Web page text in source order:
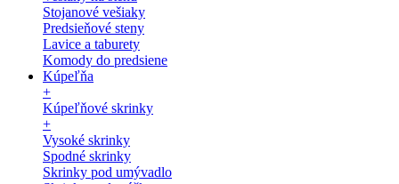
Stojanové vešiaky
Predsieňové steny
Lavice a taburety
Komody do predsiene
Kúpeľňa
+
Kúpeľňové skrinky
+
Vysoké skrinky
Spodné skrinky
Skrinky pod umývadlo